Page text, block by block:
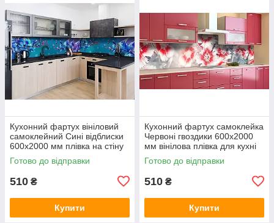
Кухонний фартух вініловий
самоклейний Сині відблиски
600х2000 мм плівка на стіну
Happy Pocket Z181563
Готово до відправки
510 ₴
Купити
Кухонний фартух самоклейка
Червоні гвоздики 600х2000
мм вінілова плівка для кухні
Happy Pocket Z181617
Готово до відправки
510 ₴
Купити